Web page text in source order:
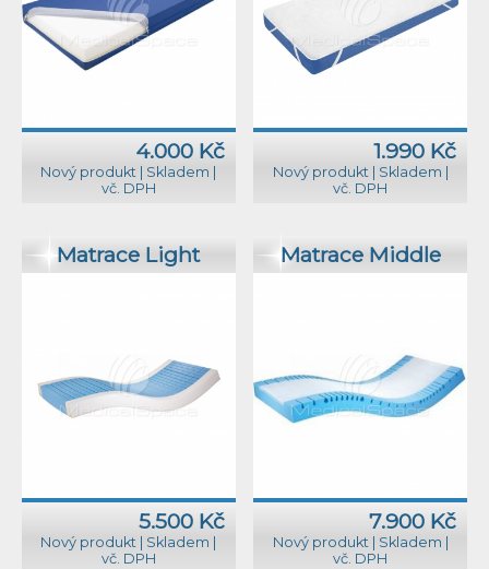
4.000 Kč
Nový produkt Skladem
vč. DPH
1.990 Kč
Nový produkt Skladem
vč. DPH
Matrace Light
5.500 Kč
Nový produkt Skladem
vč. DPH
Matrace Middle
7.900 Kč
Nový produkt Skladem
vč. DPH